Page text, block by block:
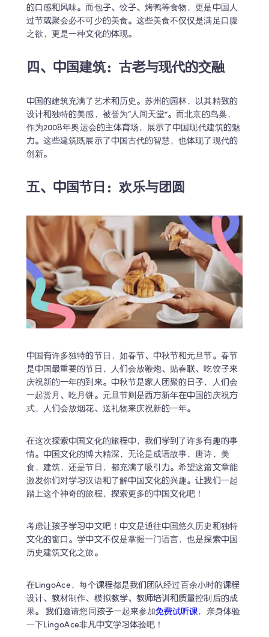
的口感和风味。而包子、饺子、烤鸭等食物，更是中国人
过节或聚会必不可少的美食。这些美食不仅仅是满足口腹
之欲，更是一种文化的体现。
四、中国建筑：古老与现代的交融
中国的建筑充满了艺术和历史。苏州的园林，以其精致的
设计和独特的美感，被誉为“人间天堂”。而北京的鸟巢，
作为2008年奥运会的主体育场，展示了中国现代建筑的魅
力。这些建筑既展示了中国古代的智慧，也体现了现代的
创新。
五、中国节日：欢乐与团圆
中国有许多独特的节日，如春节、中秋节和元旦节。春节
是中国最重要的节日，人们会放鞭炮、贴春联、吃饺子来
庆祝新的一年的到来。中秋节是家人团聚的日子，人们会
一起赏月、吃月饼。元旦节则是西方新年在中国的庆祝方
式，人们会放烟花、送礼物来庆祝新的一年。
在这次探索中国文化的旅程中，我们学到了许多有趣的事
情。中国文化的博大精深，无论是成语故事，唐诗，美
食，建筑，还是节日，都充满了吸引力。希望这篇文章能
激发你们对学习汉语和了解中国文化的兴趣。让我们一起
踏上这个神奇的旅程，探索更多的中国文化吧！
考虑让孩子学习中文吧！中文是通往中国悠久历史和独特
文化的窗口。学中文不仅是掌握一门语言，也是探索中国
历史建筑文化之旅。
在LingoAce，每个课程都是我们团队经过百余小时的课程
设计、教材制作、模拟教学、教师培训和质量控制后的成
果。 我们邀请您同孩子一起来参加免费试听课，亲身体验
一下LingoAce非凡中文学习体验吧！